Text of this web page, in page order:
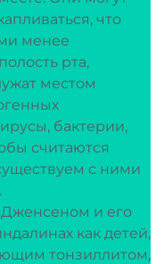
что
менее
рта,
местом
бактерии,
считаются
с ними
и его
как детей,
тонзиллитом,